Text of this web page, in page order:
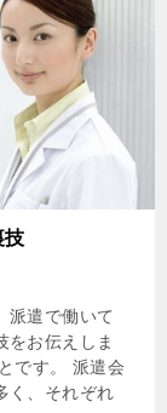
技
派遣で働いて
をお伝えしま
です。 派遣会
く、それぞれ